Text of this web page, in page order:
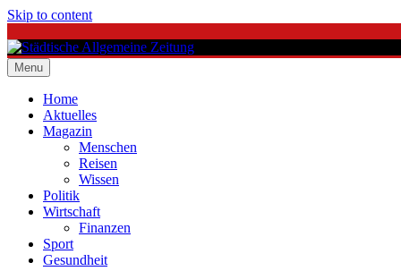
Skip to content
Städtische Allgemeine Zeitung
Menu
Home
Aktuelles
Magazin
Menschen
Reisen
Wissen
Politik
Wirtschaft
Finanzen
Sport
Gesundheit